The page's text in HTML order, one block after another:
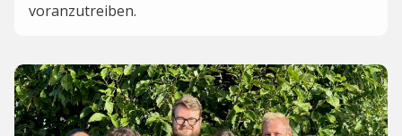
voranzutreiben.